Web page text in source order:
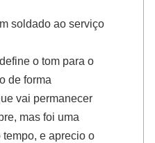
soldado ao serviço
o tom para o
de forma
vai permanecer
mas foi uma
e aprecio o